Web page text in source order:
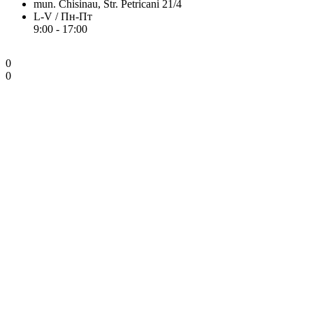
mun. Chisinau, Str. Petricani 21/4
L-V / Пн-Пт
9:00 - 17:00
0
0